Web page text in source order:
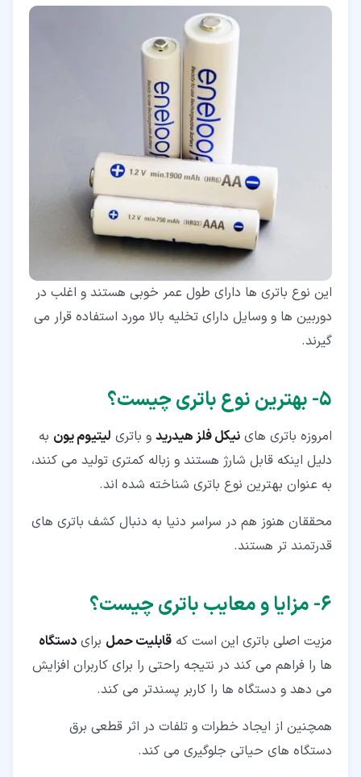
این نوع باتری ها دارای طول عمر خوبی هستند و اغلب در
دوربین ها و وسایل دارای تخلیه بالا مورد استفاده قرار می
گیرند.
۵‏- بهترین نوع باتری چیست؟
امروزه باتری های نیکل فلز هیدرید و باتری لیتیوم یون به
دلیل اینکه قابل شارژ هستند و زباله کمتری تولید می کنند،
به عنوان بهترین نوع باتری شناخته شده اند.
محققان هنوز هم در سراسر دنیا به دنبال کشف باتری های
قدرتمند تر هستند.
۶‏- مزایا و معایب باتری چیست؟
مزیت اصلی باتری این است که قابلیت حمل برای دستگاه
ها را فراهم می کند در نتیجه راحتی را برای کاربران افزایش
می دهد و دستگاه ها را کاربر پسندتر می کند.
همچنین از ایجاد خطرات و تلفات در اثر قطعی برق
دستگاه های حیاتی جلوگیری می کند.